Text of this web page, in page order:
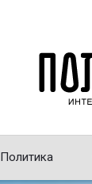
Политика